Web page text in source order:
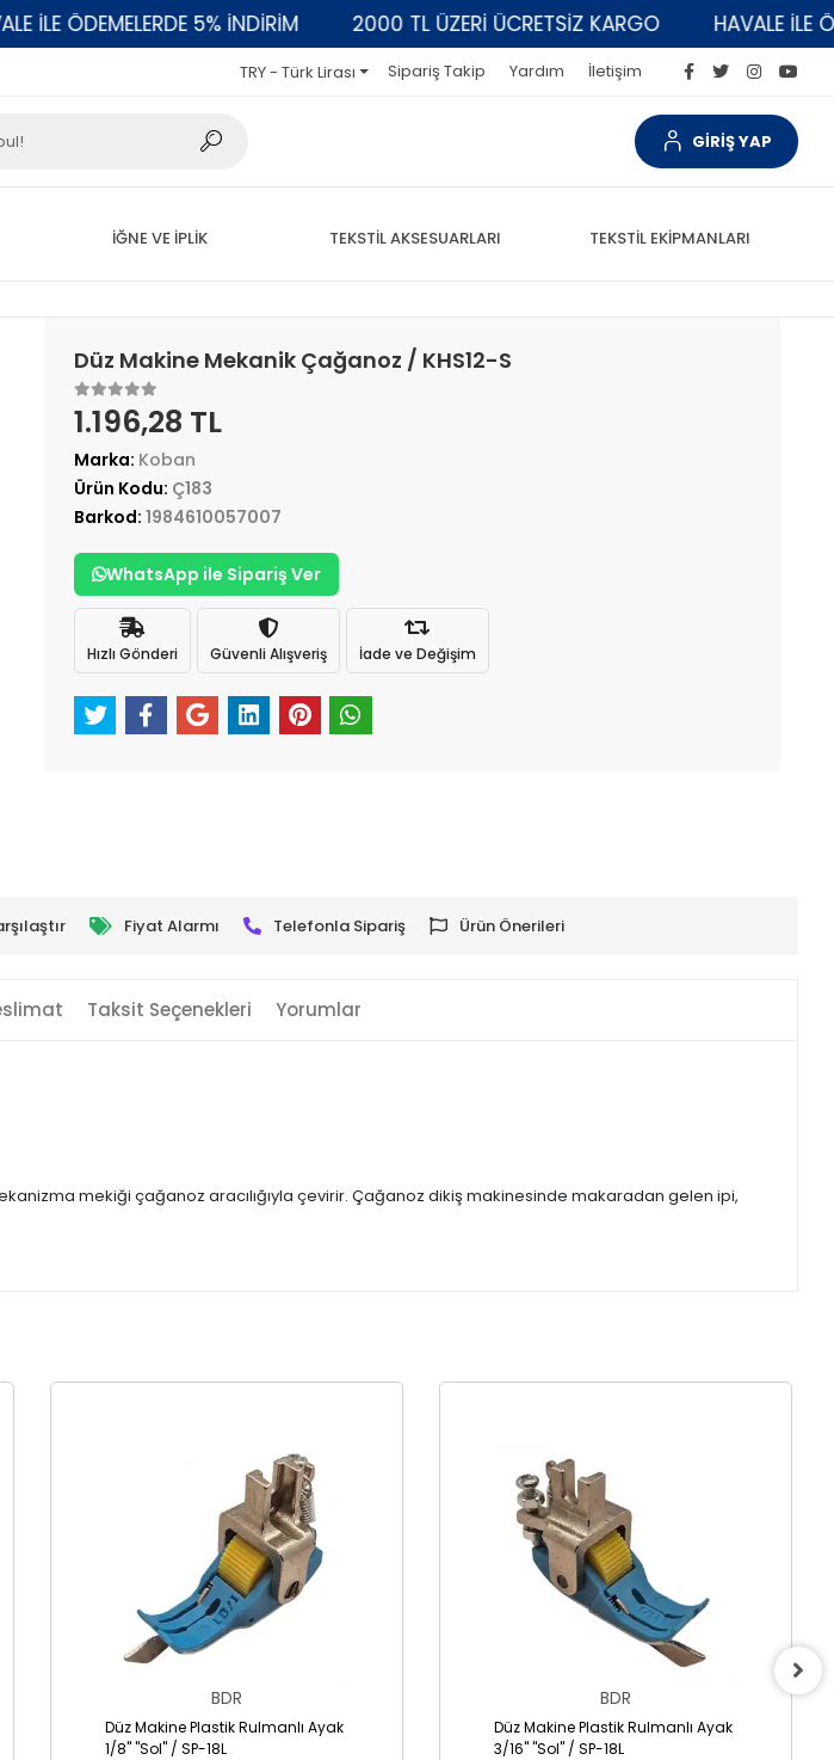
ÖDEMELERDE 5% İNDİRİM 2000 TL ÜZERİ ÜCRETSİZ KARGO HAVALE İLE
TRY - Türk Lirası Sipariş Takip Yardım İletişim
GİRİŞ YAP
İĞNE VE İPLİK TEKSTİL AKSESUARLARI TEKSTİL EKİPMANLARI
Düz Makine Mekanik Çağanoz / KHS12-S
1.196,28 TL
Marka: Koban
Ürün Kodu: Ç183
Barkod: 1984610057007
WhatsApp ile Sipariş Ver
Hızlı Gönderi Güvenli Alışveriş İade ve Değişim
Fiyat Alarmı Telefonla Sipariş Ürün Önerileri
Taksit Seçenekleri Yorumlar
mekiği çağanoz aracılığıyla çevirir. Çağanoz dikiş makinesinde makaradan gelen ipi,
BDR
Düz Makine Plastik Rulmanlı Ayak
1/8" "Sol" / SP-18L
BDR
Düz Makine Plastik Rulmanlı Ayak
3/16" "Sol" / SP-18L